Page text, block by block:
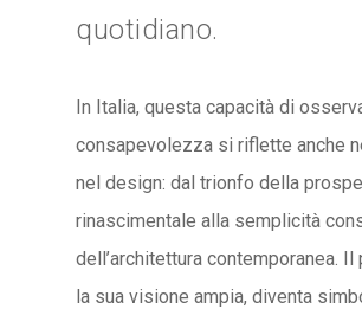
quotidiano.
In Italia, questa capacità di
consapevolezza si riflette anche
nel design: dal trionfo della
rinascimentale alla semplicità
dell’architettura contemporanea. Il
la sua visione ampia, diventa